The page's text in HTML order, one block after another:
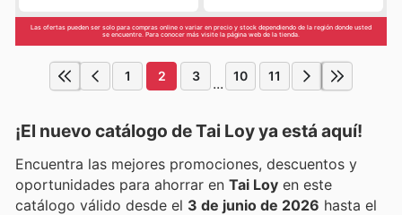
Las ofertas pueden ser solo para compras online o variar en precio y stock dependiendo de la región donde usted
se encuentre. Para conocer más visite la página web de la tienda.
1 2 3 ... 10 11
¡El nuevo catálogo deTai Loyya está aquí!
Encuentra las mejores promociones, descuentos y
oportunidades para ahorrar en Tai Loy en este
catálogo válido desde el 3 de junio de 2026 hasta el